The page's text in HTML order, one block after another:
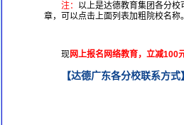
注： 以上是达德教育集团各分
章，可以点击上面列表加粗院校名
现网上报名网络教育，立减100
【达德广东各分校联系方式】